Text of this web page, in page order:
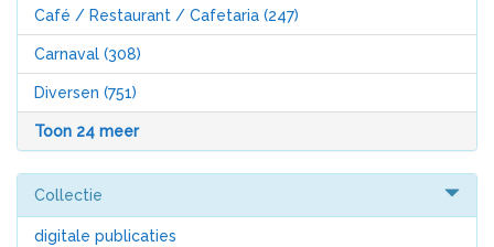
Café / Restaurant / Cafetaria (247)
Carnaval (308)
Diversen (751)
Toon 24 meer
Collectie
digitale publicaties